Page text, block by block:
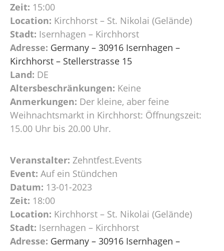
Zeit: 15:00
Location: Kirchhorst – St. Nikolai (Gelände)
Stadt: Isernhagen – Kirchhorst
Adresse: Germany – 30916 Isernhagen –
Kirchhorst – Stellerstrasse 15
Land: DE
Altersbeschränkungen: Keine
Anmerkungen: Der kleine, aber feine
Weihnachtsmarkt in Kirchhorst: Öffnungszeit:
15.00 Uhr bis 20.00 Uhr.
Veranstalter: Zehntfest.Events
Event: Auf ein Stündchen
Datum: 13-01-2023
Zeit: 18:00
Location: Kirchhorst – St. Nikolai (Gelände)
Stadt: Isernhagen – Kirchhorst
Adresse: Germany – 30916 Isernhagen –